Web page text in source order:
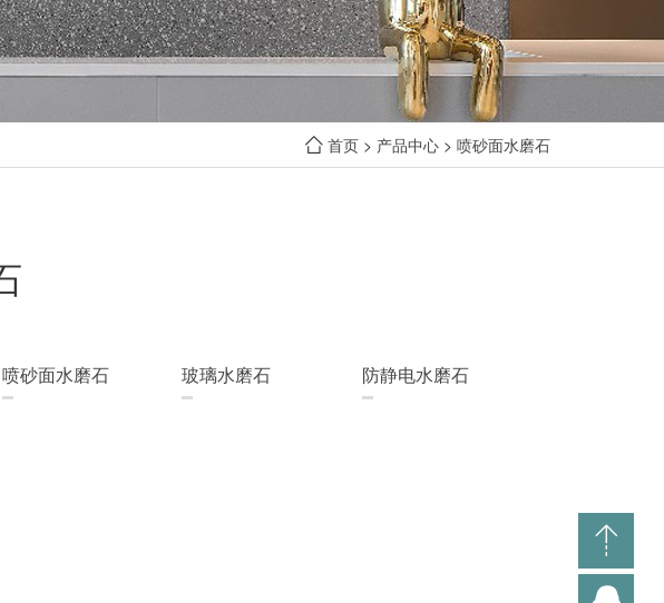
首页 > 产品中心 > 喷砂面水磨石
喷砂面水磨石 玻璃水磨石 防静电水磨石